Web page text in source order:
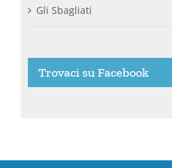
Gli Sbagliati
Trovaci su Facebook